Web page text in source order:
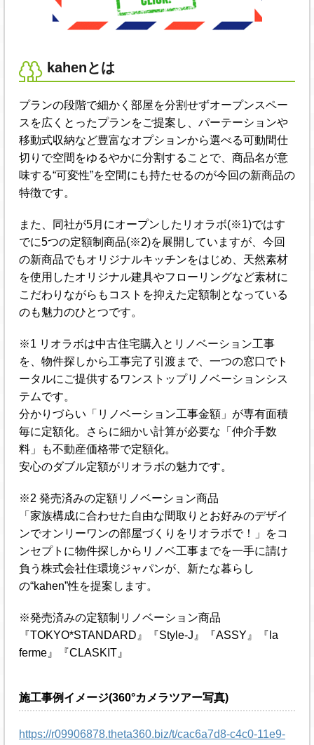
kahenとは
プランの段階で細かく部屋を分割せずオープンスペー
スを広くとったプランをご提案し、パーテーションや
移動式収納など豊富なオプションから選べる可動間仕
切りで空間をゆるやかに分割することで、商品名が意
味する“可変性”を空間にも持たせるのが今回の新商品の
特徴です。
また、同社が5月にオープンしたリオラボ(※1)ではす
でに5つの定額制商品(※2)を展開していますが、今回
の新商品でもオリジナルキッチンをはじめ、天然素材
を使用したオリジナル建具やフローリングなど素材に
こだわりながらもコストを抑えた定額制となっている
のも魅力のひとつです。
※1 リオラボは中古住宅購入とリノベーション工事
を、物件探しから工事完了引渡まで、一つの窓口でト
ータルにご提供するワンストップリノベーションシス
テムです。
分かりづらい「リノベーション工事金額」が専有面積
毎に定額化。さらに細かい計算が必要な「仲介手数
料」も不動産価格帯で定額化。
安心のダブル定額がリオラボの魅力です。
※2 発売済みの定額リノベーション商品
「家族構成に合わせた自由な間取りとお好みのデザイ
ンでオンリーワンの部屋づくりをリオラボで！」をコ
ンセプトに物件探しからリノベ工事までを一手に請け
負う株式会社住環境ジャパンが、新たな暮らし
の“kahen”性を提案します。
※発売済みの定額制リノベーション商品
『TOKYO*STANDARD』『Style-J』『ASSY』『la
ferme』『CLASKIT』
施工事例イメージ(360°カメラツアー写真)
https://r09906878.theta360.biz/t/cac6a7d8-c4c0-11e9-